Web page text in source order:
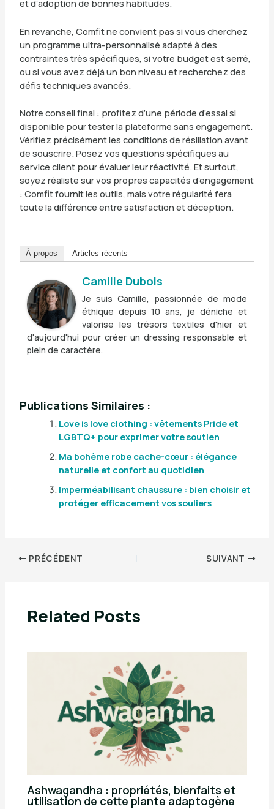
et d’adoption de bonnes habitudes.
En revanche, Comfit ne convient pas si vous cherchez
un programme ultra-personnalisé adapté à des
contraintes très spécifiques, si votre budget est serré,
ou si vous avez déjà un bon niveau et recherchez des
défis techniques avancés.
Notre conseil final : profitez d’une période d’essai si
disponible pour tester la plateforme sans engagement.
Vérifiez précisément les conditions de résiliation avant
de souscrire. Posez vos questions spécifiques au
service client pour évaluer leur réactivité. Et surtout,
soyez réaliste sur vos propres capacités d’engagement
: Comfit fournit les outils, mais votre régularité fera
toute la différence entre satisfaction et déception.
À propos Articles récents
Camille Dubois
Je suis Camille, passionnée de mode
éthique depuis 10 ans, je déniche et
valorise les trésors textiles d'hier et
d'aujourd'hui pour créer un dressing responsable et
plein de caractère.
Publications Similaires :
Love is love clothing : vêtements Pride et
LGBTQ+ pour exprimer votre soutien
Ma bohème robe cache-cœur : élégance
naturelle et confort au quotidien
Imperméabilisant chaussure : bien choisir et
protéger efficacement vos souliers
PRÉCÉDENT SUIVANT
Related Posts
Ashwagandha : propriétés, bienfaits et
utilisation de cette plante adaptogène